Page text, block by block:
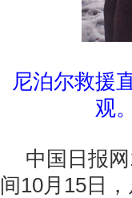
尼泊尔救援
观
中国日报
间10月15日